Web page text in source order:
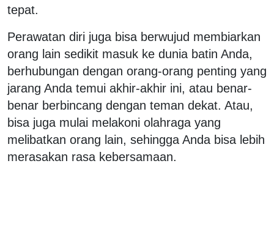
tepat.
Perawatan diri juga bisa berwujud membiarkan
orang lain sedikit masuk ke dunia batin Anda,
berhubungan dengan orang-orang penting yang
jarang Anda temui akhir-akhir ini, atau benar-
benar berbincang dengan teman dekat. Atau,
bisa juga mulai melakoni olahraga yang
melibatkan orang lain, sehingga Anda bisa lebih
merasakan rasa kebersamaan.